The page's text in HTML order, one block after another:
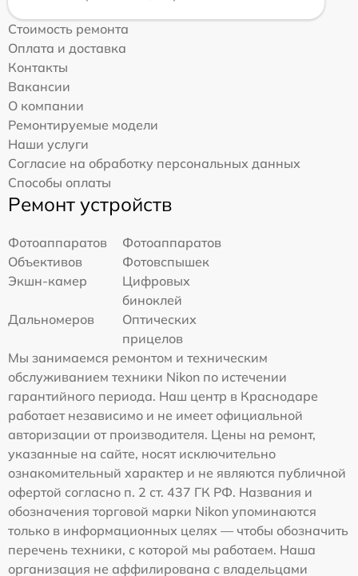
Стоимость ремонта
Оплата и доставка
Контакты
Вакансии
О компании
Ремонтируемые модели
Наши услуги
Согласие на обработку персональных данных
Способы оплаты
Ремонт устройств
Фотоаппаратов
Фотоаппаратов
Объективов
Фотовспышек
Экшн-камер
Цифровых
биноклей
Дальномеров
Оптических
прицелов
Мы занимаемся ремонтом и техническим
обслуживанием техники Nikon по истечении
гарантийного периода. Наш центр в Краснодаре
работает независимо и не имеет официальной
авторизации от производителя. Цены на ремонт,
указанные на сайте, носят исключительно
ознакомительный характер и не являются публичной
офертой согласно п. 2 ст. 437 ГК РФ. Названия и
обозначения торговой марки Nikon упоминаются
только в информационных целях — чтобы обозначить
перечень техники, с которой мы работаем. Наша
организация не аффилирована с владельцами